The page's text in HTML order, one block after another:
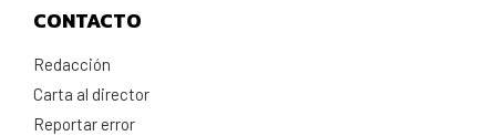
CONTACTO
Redacción
Carta al director
Reportar error